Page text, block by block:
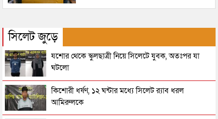
সিলেট জুড়ে
যশোর থেকে স্কুলছাত্রী নিয়ে সিলেটে যুবক, অতঃপর যা
ঘটলো
কিশোরী ধর্ষণ, ১২ ঘন্টার মধ্যে সিলেট র‌্যাব ধরল
আমিরুলকে